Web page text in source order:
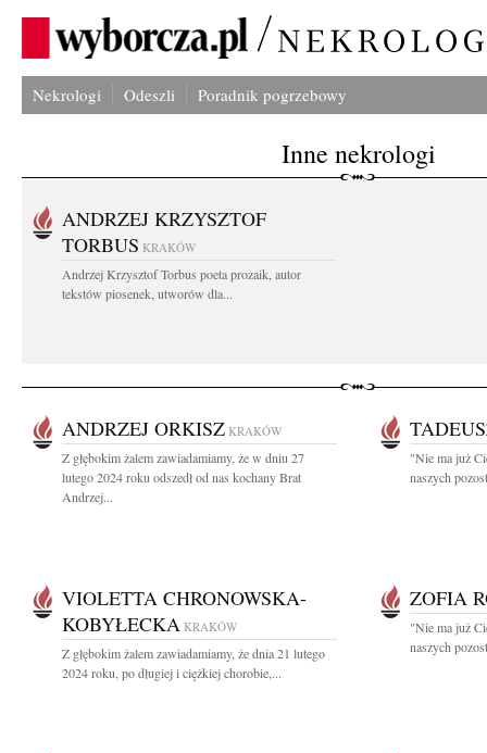
Nekrologi Odeszli Poradnik pogrzebowy
Inne nekrologi
ANDRZEJ KRZYSZTOF
TORBUS KRAKÓW
Andrzej Krzysztof Torbus poeta prozaik, autor
tekstów piosenek, utworów dla...
ANDRZEJ ORKISZ KRAKÓW
Z głębokim żalem zawiadamiamy, że w dniu 27
lutego 2024 roku odszedł od nas kochany Brat
Andrzej...
"Nie ma już
naszych
VIOLETTA CHRONOWSKA-
KOBYŁECKA KRAKÓW
Z głębokim żalem zawiadamiamy, że dnia 21 lutego
2024 roku, po długiej i ciężkiej chorobie,...
ZOFIA
"Nie ma już
naszych